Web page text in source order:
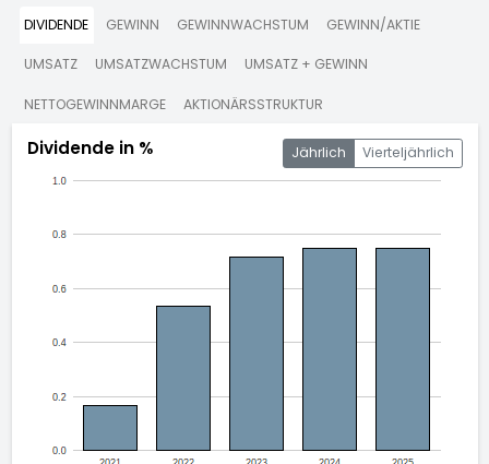
DIVIDENDE GEWINN GEWINNWACHSTUM GEWINN/AKTIE
UMSATZ UMSATZWACHSTUM UMSATZ + GEWINN
NETTOGEWINNMARGE AKTIONÄRSSTRUKTUR
Dividende in % Jährlich Vierteljährlich